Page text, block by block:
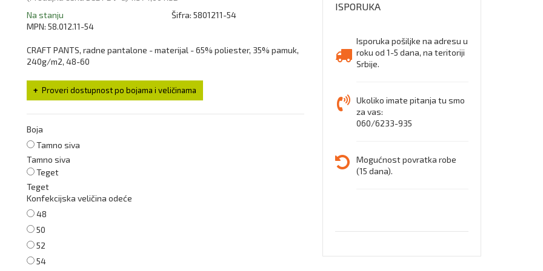
Na stanju
Šifra: 5801211-54
MPN: 58.012.11-54
CRAFT PANTS, radne pantalone - materijal - 65% poliester, 35% pamuk,
240g/m2, 48-60
Proveri dostupnost po bojama i veličinama
Boja
Tamno siva
Tamno siva
Teget
Teget
Konfekcijska veličina odeće
48
50
52
54
ISPORUKA
Isporuka pošiljke na adresu u
roku od 1-5 dana, na teritoriji
Srbije.
Ukoliko imate pitanja tu smo
za vas:
060/6233-935
Mogućnost povratka robe
(15 dana).